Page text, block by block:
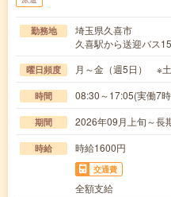
勤務地
埼玉県久喜市
久喜駅から送迎バス
曜日頻度 月～金（週5日） ※
時間 08:30～17:05(実働7
期間 2026年09月上旬～長
時給 時給1600円
交通費
全額支給